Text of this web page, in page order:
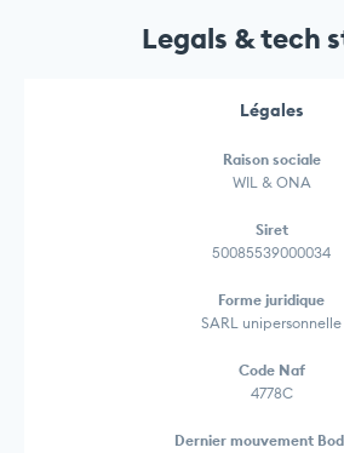
Legals & tech
Légales
Raison sociale
WIL & ONA
Siret
50085539000034
Forme juridique
SARL unipersonnelle
Code Naf
4778C
Dernier mouvement